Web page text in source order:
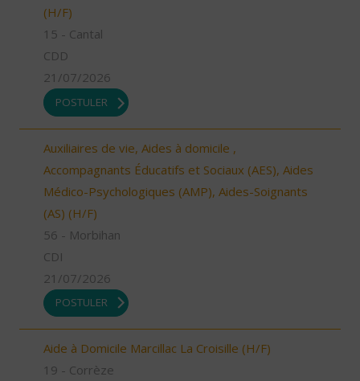
(H/F)
15 - Cantal
CDD
21/07/2026
POSTULER
Auxiliaires de vie, Aides à domicile ,
Accompagnants Éducatifs et Sociaux (AES), Aides
Médico-Psychologiques (AMP), Aides-Soignants
(AS) (H/F)
56 - Morbihan
CDI
21/07/2026
POSTULER
Aide à Domicile Marcillac La Croisille (H/F)
19 - Corrèze